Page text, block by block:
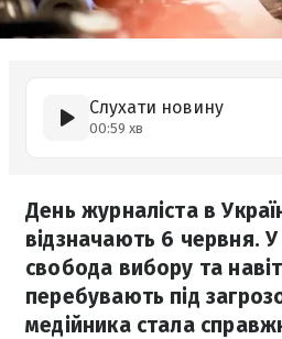
Слухати новину
00:59 хв
День журналіста в
відзначають 6 червня.
свобода вибору та
перебувають під
медійника стала